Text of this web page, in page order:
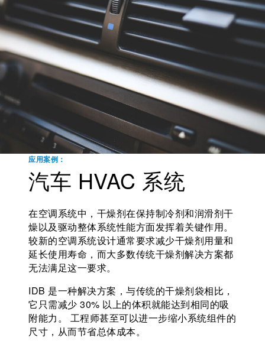
应用案例：
汽车 HVAC 系统
在空调系统中，干燥剂在保持制冷剂和润滑剂干
燥以及驱动整体系统性能方面发挥着关键作用。
较新的空调系统设计通常要求减少干燥剂用量和
延长使用寿命，而大多数传统干燥剂解决方案都
无法满足这一要求。
IDB 是一种解决方案，与传统的干燥剂袋相比，
它只需减少 30% 以上的体积就能达到相同的吸
附能力。 工程师甚至可以进一步缩小系统组件的
尺寸，从而节省总体成本。